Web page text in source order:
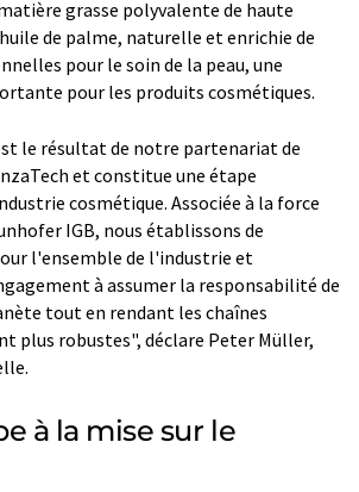
grasse polyvalente de haute
de palme, naturelle et enrichie de
pour le soin de la peau, une
pour les produits cosmétiques.
le résultat de notre partenariat de
et constitue une étape
cosmétique. Associée à la force
IGB, nous établissons de
l'ensemble de l'industrie et
à assumer la responsabilité de
tout en rendant les chaînes
plus robustes", déclare Peter Müller,
à la mise sur le